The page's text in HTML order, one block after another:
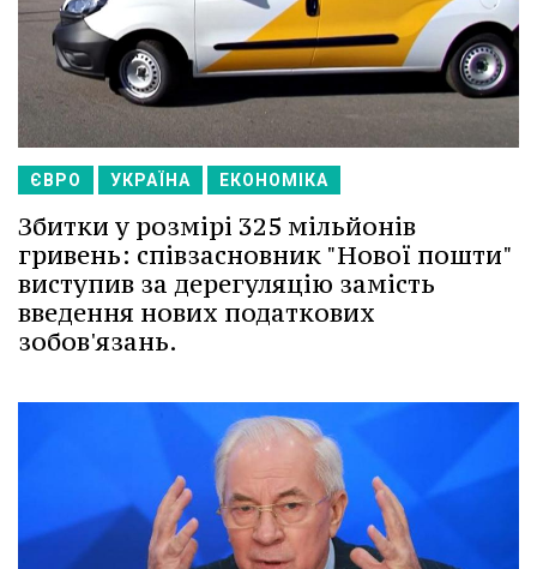
ЄВРО УКРАЇНА ЕКОНОМІКА
Збитки у розмірі 325 мільйонів
гривень: співзасновник "Нової пошти"
виступив за дерегуляцію замість
введення нових податкових
зобов'язань.